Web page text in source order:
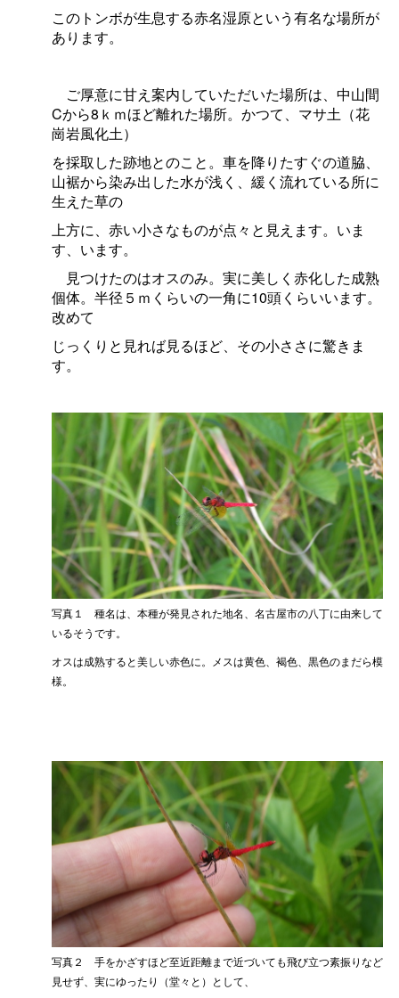
このトンボが生息する赤名湿原という有名な場所が
あります。
ご厚意に甘え案内していただいた場所は、中山間
Cから8ｋｍほど離れた場所。かつて、マサ土（花
崗岩風化土）
を採取した跡地とのこと。車を降りたすぐの道脇、
山裾から染み出した水が浅く、緩く流れている所に
生えた草の
上方に、赤い小さなものが点々と見えます。いま
す、います。
見つけたのはオスのみ。実に美しく赤化した成熟
個体。半径５ｍくらいの一角に10頭くらいいます。
改めて
じっくりと見れば見るほど、その小ささに驚きま
す。
写真１ 種名は、本種が発見された地名、名古屋市の八丁に由来して
いるそうです。
オスは成熟すると美しい赤色に。メスは黄色、褐色、黒色のまだら模
様。
写真２ 手をかざすほど至近距離まで近づいても飛び立つ素振りなど
見せず、実にゆったり（堂々と）として、